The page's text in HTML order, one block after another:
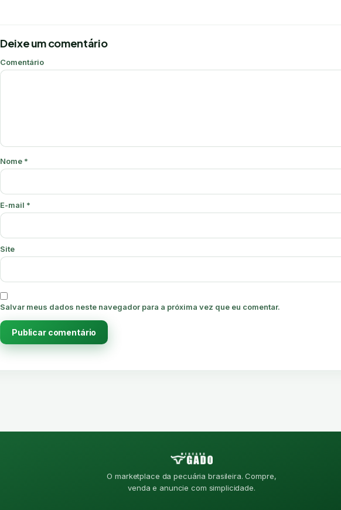
Deixe um comentário
Comentário
Nome *
E-mail *
Site
Salvar meus dados neste navegador para a próxima vez que eu comentar.
O marketplace da pecuária brasileira. Compre,
venda e anuncie com simplicidade.